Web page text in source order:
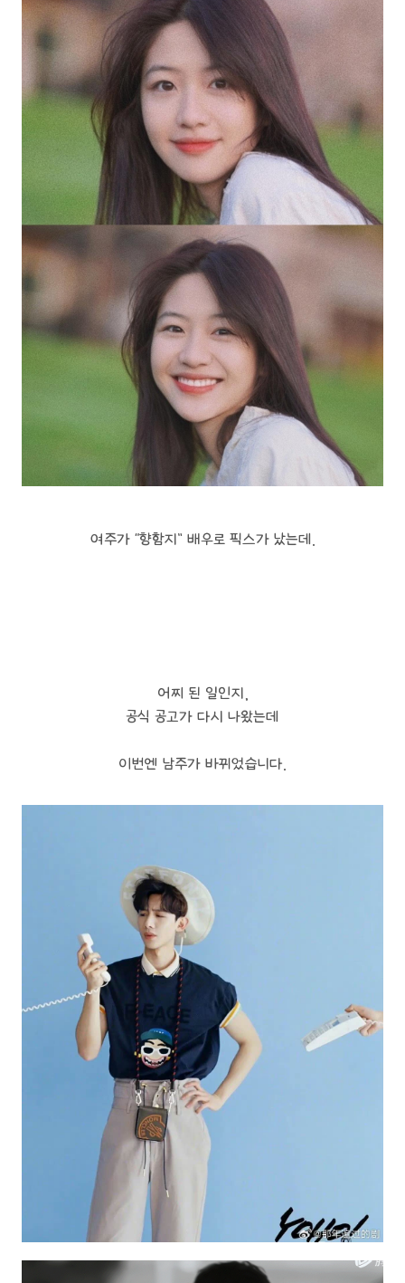
여주가 “향함지” 배우로 픽스가 났는데.
어찌 된 일인지,
공식 공고가 다시 나왔는데
이번엔 남주가 바뀌었습니다.